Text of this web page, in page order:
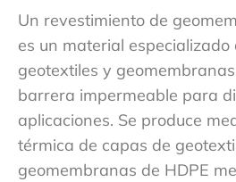
Un revestimiento de
es un material especializado
geotextiles y
barrera impermeable para
aplicaciones. Se produce
térmica de capas de
geomembranas de HDPE